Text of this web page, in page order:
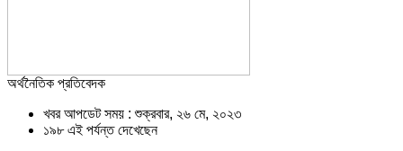
অর্থনৈতিক প্রতিবেদক
খবর আপডেট সময় : শুক্রবার, ২৬ মে, ২০২৩
১৯৮ এই পর্যন্ত দেখেছেন